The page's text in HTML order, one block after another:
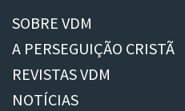
SOBRE VDM
A PERSEGUIÇÃO CRISTÃ
REVISTAS VDM
NOTÍCIAS